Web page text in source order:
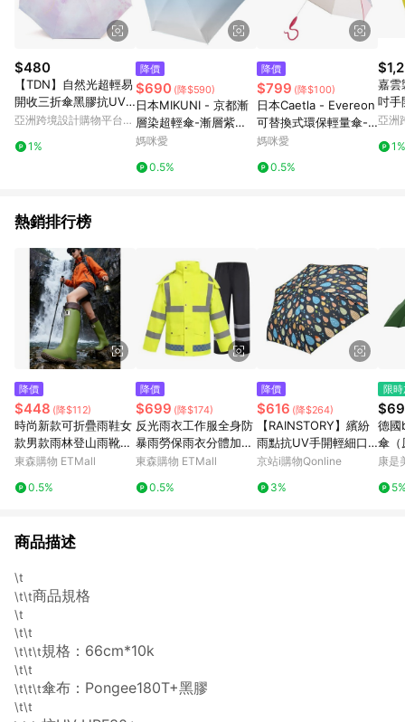
$480
【TDN】自然光超輕易
開收三折傘黑膠抗UV
晴雨傘(雲朵粉)
亞洲跨境設計購物平台
1%
降價
$690 (降$590)
日本MIKUNI - 京都漸
層染超輕傘-漸層紫
色、漸層水藍、漸層鵝
面：89CM 傘柄：50C
媽咪愛
0.5%
降價
$799 (降$100)
日本Caetla - Evereon
可替換式環保輕量傘-
組合派對-灰粉
媽咪愛
0.5%
嘉雲
吋手
亞洲
1%
熱銷排行榜
降價
$448 (降$112)
時尚新款可折疊雨鞋女
款男款雨林登山雨靴戶
外徒步防滑束口防水鞋
東森購物 ETMall
0.5%
降價
$699 (降$174)
反光雨衣工作服全身防
暴雨勞保雨衣分體加厚
牛津布環衛執勤雨衣
東森購物 ETMall
0.5%
降價
$616 (降$264)
【RAINSTORY】繽紛
雨點抗UV手開輕細口
紅傘
京站i購物Qonline
3%
限
德國
傘（
康是
商品描述
\t
\t\t商品規格
\t
\t\t
\t\t\t規格：66cm*10k
\t\t
\t\t\t傘布：Pongee180T+黑膠
\t\t